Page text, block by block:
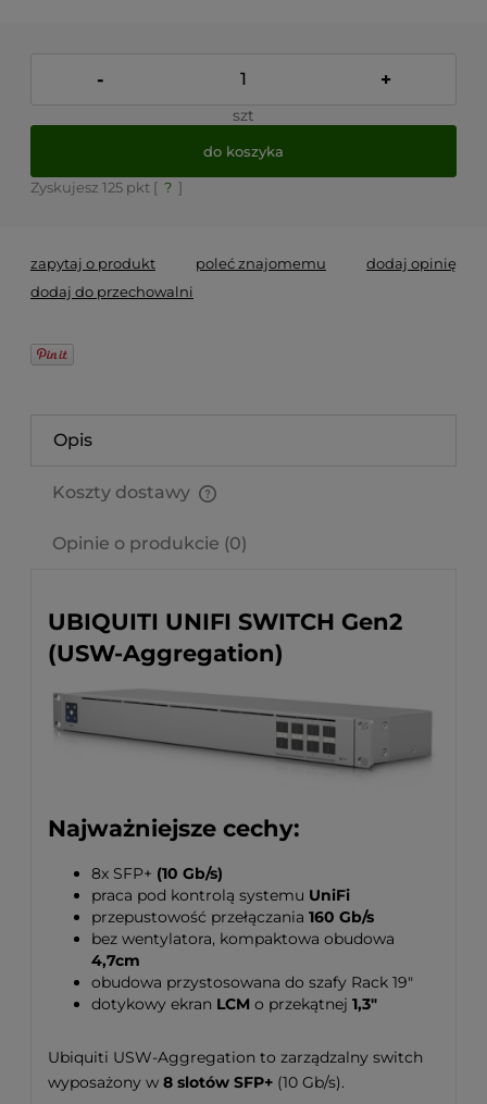
- +
szt
do koszyka
Zyskujesz 125 pkt [ ? ]
zapytaj o produkt poleć znajomemu
dodaj opinię
dodaj do przechowalni
Opis
Koszty dostawy
Opinie o produkcie (0)
UBIQUITI UNIFI SWITCH Gen2
(USW-Aggregation)
Najważniejsze cechy:
8x SFP+ (10 Gb/s)
praca pod kontrolą systemu UniFi
przepustowość przełączania 160 Gb/s
bez wentylatora, kompaktowa obudowa
4,7cm
obudowa przystosowana do szafy Rack 19"
dotykowy ekran LCM o przekątnej 1,3"
Ubiquiti USW-Aggregation to zarządzalny switch
wyposażony w 8 slotów SFP+ (10 Gb/s).